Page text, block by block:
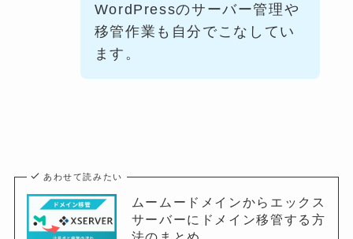
WordPressのサーバー管理や
移管作業も自分でこなしてい
ます。
あわせて読みたい
ムームードメインからエックス
サーバーにドメイン移管する方